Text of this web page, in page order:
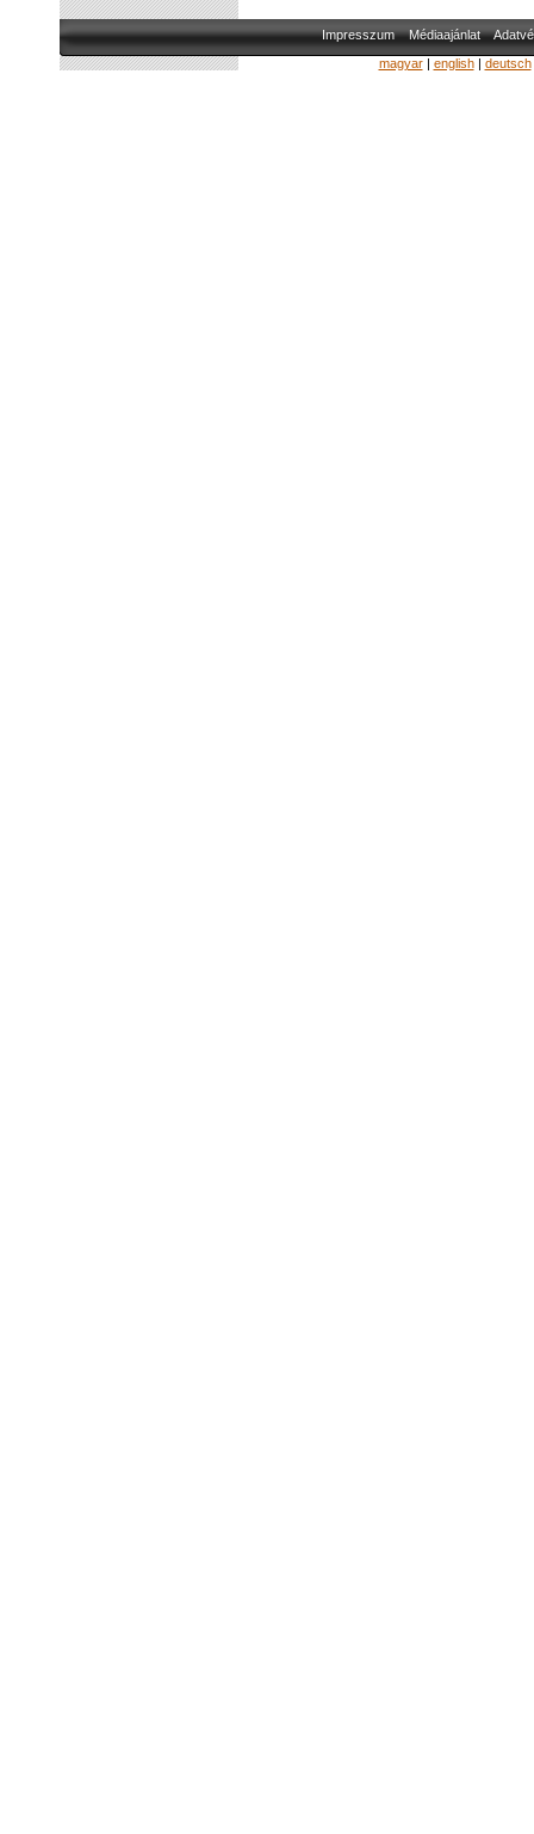
Impresszum Médiaajánlat
magyar| english| deutsch